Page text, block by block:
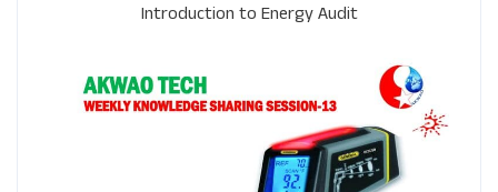
Introduction to Energy Audit